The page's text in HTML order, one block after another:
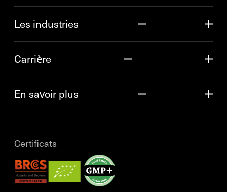
Les industries
Carrière
En savoir plus
Certificats